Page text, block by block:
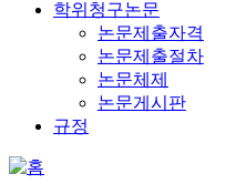
학위청구논문
논문제출자격
논문제출절차
논문체제
논문게시판
규정